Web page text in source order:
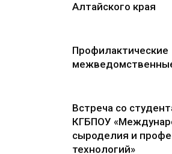
Алтайского края
Профилактические
Встреча со
КГБПОУ
сыроделия и
технологий»